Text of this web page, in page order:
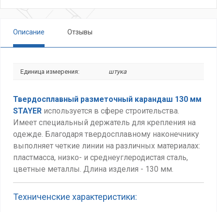
Описание Отзывы
Единица измерения: штука
Твердосплавный разметочный карандаш 130 мм
STAYER используется в сфере строительства.
Имеет специальный держатель для крепления на
одежде. Благодаря твердосплавному наконечнику
выполняет четкие линии на различных материалах:
пластмасса, низко- и среднеуглеродистая сталь,
цветные металлы. Длина изделия - 130 мм.
Техниченские характеристики: